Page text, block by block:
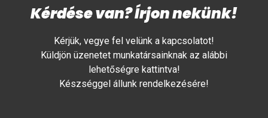
Kérdése van? Írjon nekünk!
Kérjük, vegye fel velünk a kapcsolatot!
Küldjön üzenetet munkatársainknak az alábbi
lehetőségre kattintva!
Készséggel állunk rendelkezésére!